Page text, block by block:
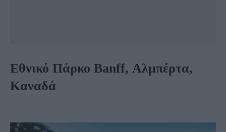
Εθνικό Πάρκο Banff, Αλμπέρτα,
Καναδά